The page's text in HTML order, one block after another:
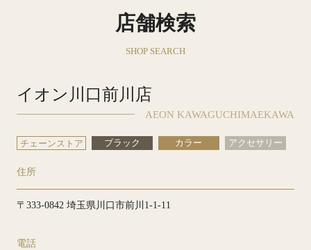
店舗検索
SHOP SEARCH
イオン川口前川店
AEON KAWAGUCHIMAEKAWA
チェーンストア ブラック カラー アクセサリー
住所
〒333-0842 埼玉県川口市前川1-1-11
電話